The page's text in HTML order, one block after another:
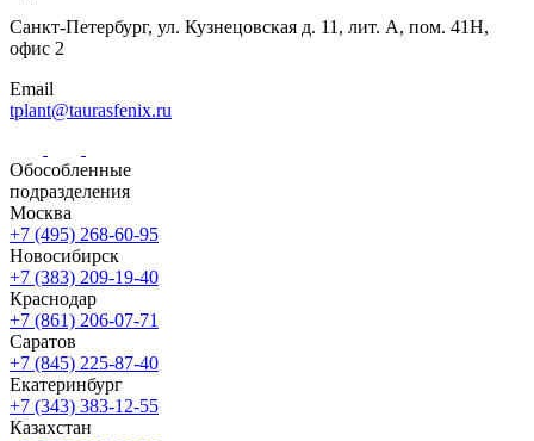
Санкт-Петербург, ул. Кузнецовская д. 11, лит. А, пом. 41Н,
офис 2
Email
tplant@taurasfenix.ru
Обособленные
подразделения
Москва
+7 (495) 268-60-95
Новосибирск
+7 (383) 209-19-40
Краснодар
+7 (861) 206-07-71
Саратов
+7 (845) 225-87-40
Екатеринбург
+7 (343) 383-12-55
Казахстан